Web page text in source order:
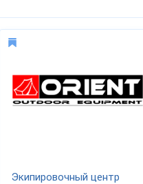
Экипировочный центр